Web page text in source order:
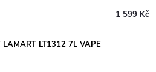
1 599 Kč
LAMART LT1312 7L VAPE